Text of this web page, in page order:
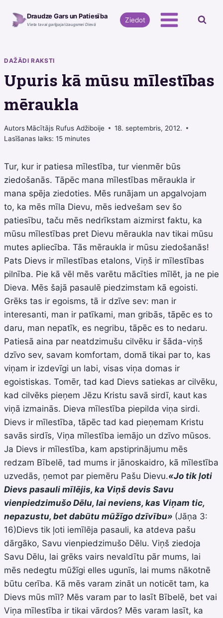
Draudze Gars un Patiesība
Vieta tavai garīgajai izaugsmei Dievā
Ziedot
DAŽĀDI RAKSTI
Upuris kā mūsu mīlestības
mēraukla
Autors Mācītājs Rufus Adžiboije
18. septembris, 2012.
Lasīšanas laiks: 15 minutes
Tur, kur ir patiesa mīlestība, tur vienmēr būs
ziedošanās. Tāpēc mana mīlestības mēraukla ir
mana spēja ziedoties. Mēs runājam un apgalvojam
to, ka mēs mīla Dievu, mēs iedvešam sev šo
patiesību, taču mēs nedrīkstam aizmirst faktu, ka
mūsu mīlestības pret Dievu mēraukla nav tikai mūsu
mutes apliecība. Tās mēraukla ir mūsu ziedošanās!
Pats Dievs ir mīlestības etalons, Viņš ir mīlestības
pilnība. Pie kā vēl mēs varētu mācīties mīlēt, ja ne pie
Dieva. Mēs šajā pasaulē piedzimstam kā egoisti.
Grēks tas ir egoisms, tā ir dzīve sev: man ir
interesanti, man ir patīkami, man gribās, tāpēc es to
daru, man nepatīk, es negribu, tāpēc es to nedaru.
Patiesā aina par neatdzimušu cilvēku ir šāda-viņš
dzīvo sev, savam komfortam, domā tikai par to, kas
viņam ir izdevīgi un labi, visas viņa domas ir
egoistiskas. Tomēr, tad kad Dievs satiekas ar cilvēku,
kad cilvēks pieņem Jēzu Kristu savā sirdī, kaut kas
viņā izmainās. Dieva mīlestība piepilda viņa sirdi.
Dievs ir mīlestība, tāpēc tad kad pieņemam Kristu
savās sirdīs, Viņa mīlestība iemājo un dzīvo mūsos.
Ja Dievs ir mīlestība, kam apstiprinājumu mēs
redzam Bībelē, tad mums ir jānoskaidro, kā mīlestība
uzvedās, ņemot par piemēru Pašu Dievu.«Jo tik ļoti
Dievs pasauli mīlējis, ka Viņš devis Savu
vienpiedzimušo Dēlu, lai neviens, kas Viņam tic,
nepazustu, bet dabūtu mūžīgo dzīvību» (Jāņa 3:
16)Dievs tik ļoti iemīlēja pasauli, ka atdeva pašu
dārgāko, Savu vienpiedzimušo Dēlu. Viņš ziedoja
Savu Dēlu, lai grēks vairs nevaldītu pār mums, lai
mēs nedegtu mūžīgi elles ugunīs, lai mums nākotnē
būtu cerība. Kā mēs varam zināt un noticēt tam, ka
Dievs mūs mīl? Mēs varam par to lasīt Bībelē, bet vai
Viņa mīlestība ir tikai vārdos? Mēs varam lasīt, ka